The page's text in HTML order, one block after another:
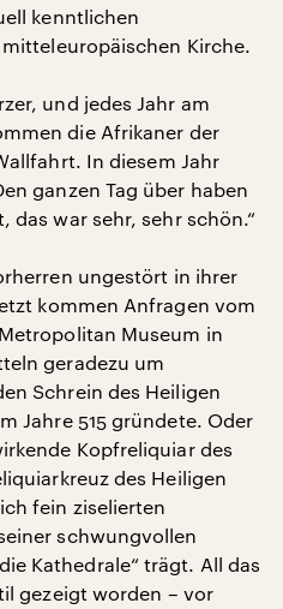
kenntlichen
Kirche.
und jedes Jahr am
die Afrikaner der
In diesem Jahr
ganzen Tag über haben
das war sehr, sehr schön.“
ungestört in ihrer
kommen Anfragen vom
Museum in
geradezu um
Schrein des Heiligen
Jahre 515 gründete. Oder
Kopfreliquiar des
des Heiligen
fein ziselierten
schwungvollen
Kathedrale“ trägt. All das
gezeigt worden – vor